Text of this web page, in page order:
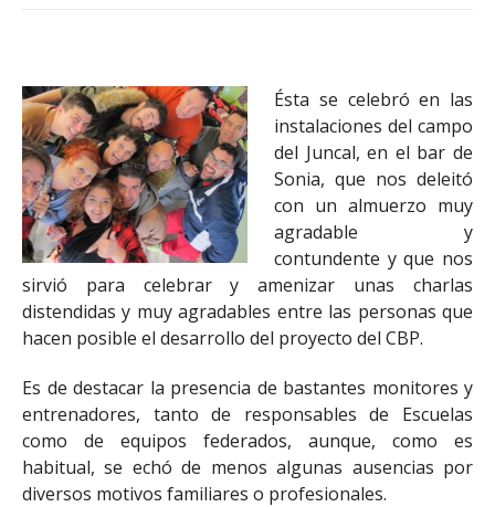
Ésta se celebró en las
instalaciones del campo
del Juncal, en el bar de
Sonia, que nos deleitó
con un almuerzo muy
agradable y
contundente y que nos
sirvió para celebrar y amenizar unas charlas
distendidas y muy agradables entre las personas que
hacen posible el desarrollo del proyecto del CBP.
Es de destacar la presencia de bastantes monitores y
entrenadores, tanto de responsables de Escuelas
como de equipos federados, aunque, como es
habitual, se echó de menos algunas ausencias por
diversos motivos familiares o profesionales.